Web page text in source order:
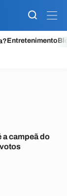
Entretenimento
a campeã do